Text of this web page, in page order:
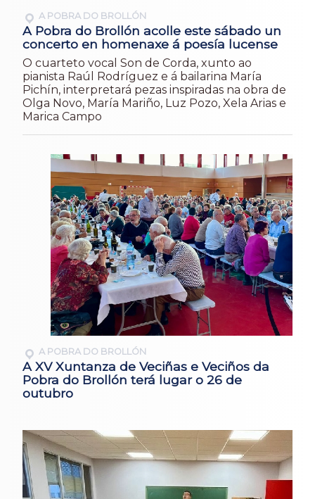
A POBRA DO BROLLÓN
A Pobra do Brollón acolle este sábado un
concerto en homenaxe á poesía lucense
O cuarteto vocal Son de Corda, xunto ao
pianista Raúl Rodríguez e á bailarina María
Pichín, interpretará pezas inspiradas na obra de
Olga Novo, María Mariño, Luz Pozo, Xela Arias e
Marica Campo
A POBRA DO BROLLÓN
A XV Xuntanza de Veciñas e Veciños da
Pobra do Brollón terá lugar o 26 de
outubro